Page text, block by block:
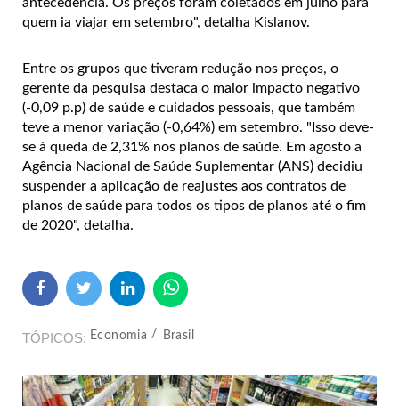
quem ia viajar em setembro", detalha Kislanov.
Entre os grupos que tiveram redução nos preços, o
gerente da pesquisa destaca o maior impacto negativo
(-0,09 p.p) de saúde e cuidados pessoais, que também
teve a menor variação (-0,64%) em setembro. "Isso deve-
se à queda de 2,31% nos planos de saúde. Em agosto a
Agência Nacional de Saúde Suplementar (ANS) decidiu
suspender a aplicação de reajustes aos contratos de
planos de saúde para todos os tipos de planos até o fim
de 2020", detalha.
TÓPICOS Economia Brasil